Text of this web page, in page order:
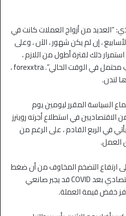
“العديد من أزواج العملات كانت في
، إن لم يكن شهور ، الآن ، وعلى
ذلك لفترة أطول من اللازم ،
فمن الصعب للغاية وصف جانب محتمل في الوقت الحالي”. forexxtra ،
لندن.
السياسة المقرر ليومين يوم
قال ما يقرب من 60٪ من الاقتصاديين في استطلاع أجرته رويترز
في الربع القادم ، على الرغم من
العمل.
إلى ارتفاع التضخم المخاوف من أن ضغط
الأسعار بعد إعادة الانفتاح الاقتصادي بعد COVID قد يجبر صانعي
خفض قيمة العملة.